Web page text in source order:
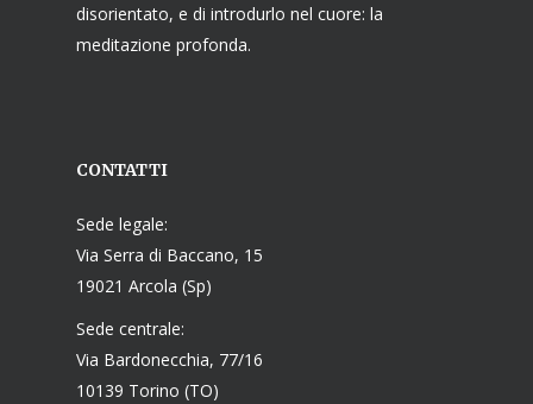
disorientato, e di introdurlo nel cuore: la
meditazione profonda.
CONTATTI
Sede legale:
Via Serra di Baccano, 15
19021 Arcola (Sp)
Sede centrale:
Via Bardonecchia, 77/16
10139 Torino (TO)